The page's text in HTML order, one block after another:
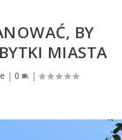
BY
MIASTA
|0 |